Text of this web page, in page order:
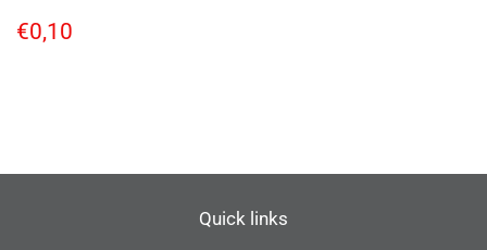
Regular
price
€0,10
Quick links